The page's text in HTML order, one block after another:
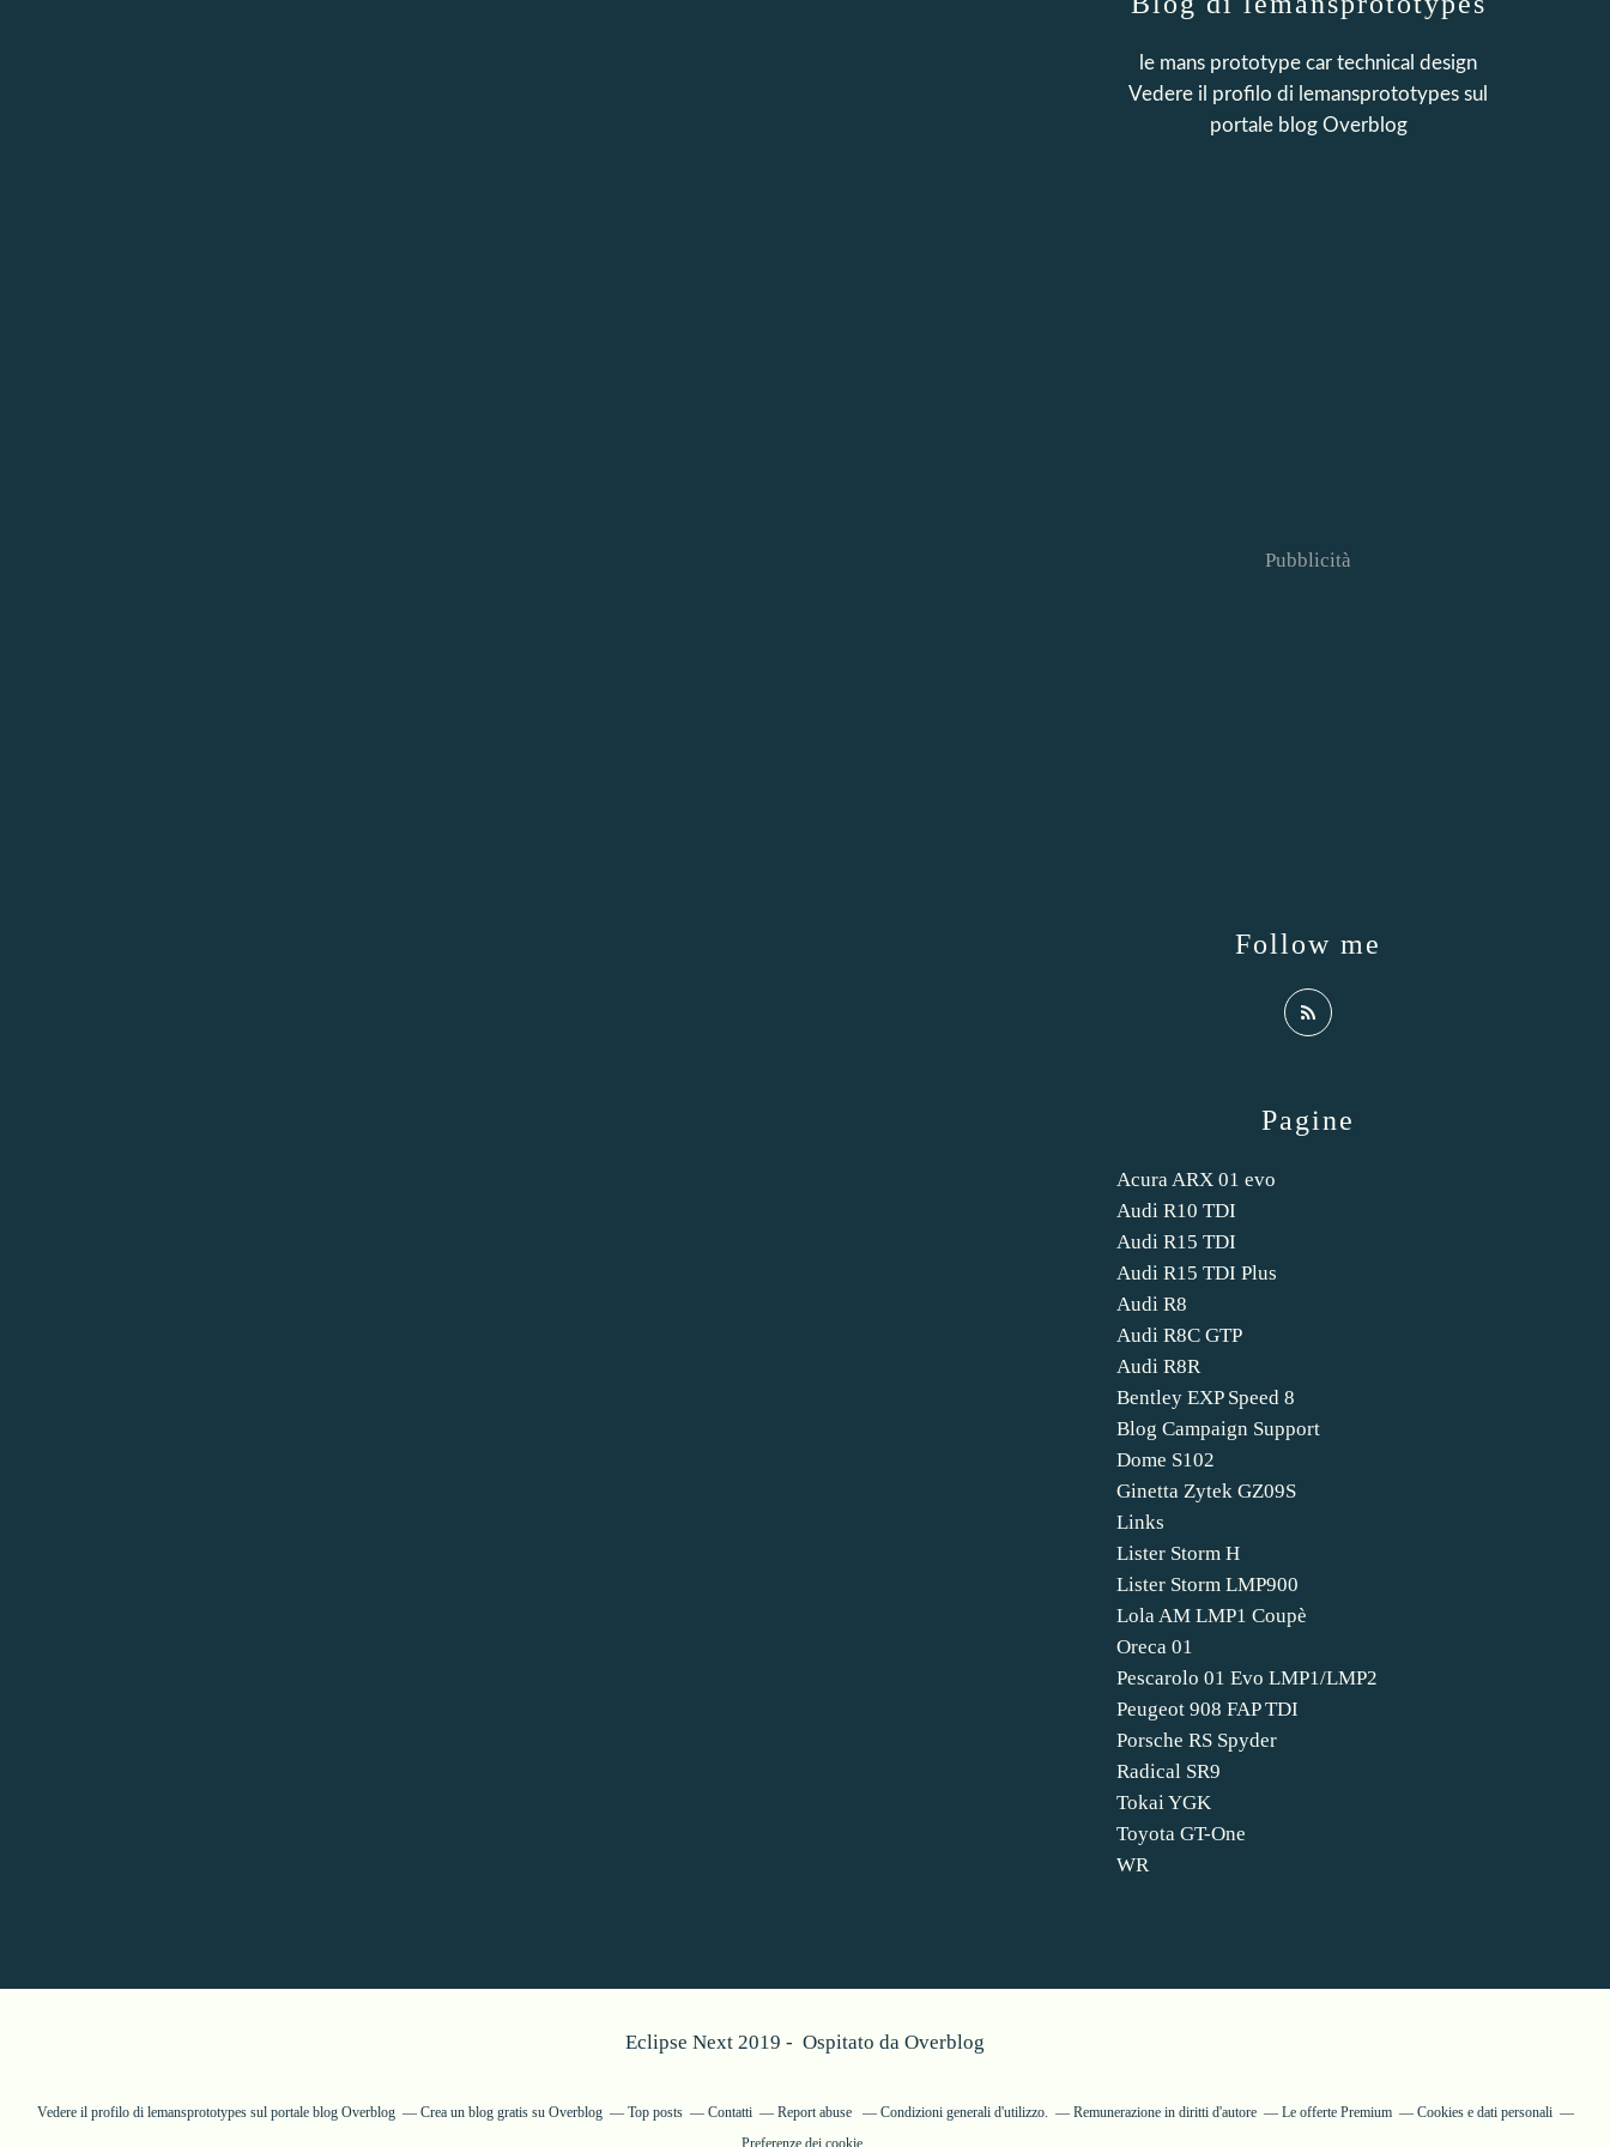
Pagine
Acura ARX 01 evo
Audi R10 TDI
Audi R15 TDI
Audi R15 TDI Plus
Audi R8
Audi R8C GTP
Audi R8R
Bentley EXP Speed 8
Blog Campaign Support
Dome S102
Ginetta Zytek GZ09S
Links
Lister Storm H
Lister Storm LMP900
Lola AM LMP1 Coupè
Oreca 01
Pescarolo 01 Evo LMP1/LMP2
Peugeot 908 FAP TDI
Porsche RS Spyder
Radical SR9
Tokai YGK
Toyota GT-One
WR
le mans prototype car technical design
Vedere il profilo di lemansprototypes sul
portale blog Overblog
Follow me
Pubblicità
Eclipse Next 2019 - Ospitato da Overblog
Vedere il profilo di lemansprototypessul portale blog Overblog Crea un blog gratis su Overblog Top posts Contatti Report abuse Condizioni generali d'utilizzo. Remunerazione in diritti d'autore Le offerte Premium
Cookies e dati personali
Preferenze dei cookie